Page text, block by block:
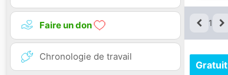
Faire un don
Chronologie de travail
1
Gratuit